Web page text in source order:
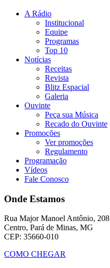
A Rádio
Institucional
Equipe
Programas
Top 10
Notícias
Receitas
Revista
Blitz Espacial
Galeria
Ouvinte
Peça sua Música
Recado do Ouvinte
Promoções
Ver promoções
Regulamento
Programação
Vídeos
Fale Conosco
Onde Estamos
Rua Major Manoel Antônio, 208
Centro, Pará de Minas, MG
CEP: 35660-010
COMO CHEGAR